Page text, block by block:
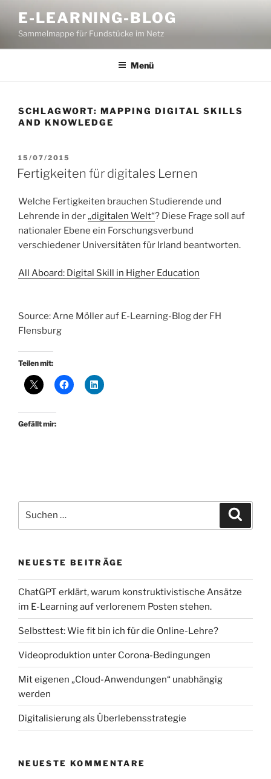
Inhalt
springen
E-LEARNING-BLOG
Sammelmappe für Fundstücke im Netz
Menü
SCHLAGWORT: MAPPING DIGITAL SKILLS
AND KNOWLEDGE
VERÖFFENTLICHT
AM
15/07/2015
Fertigkeiten für digitales Lernen
Welche Fertigkeiten brauchen Studierende und
Lehrende in der„digitalen Welt“? Diese Frage soll auf
nationaler Ebene ein Forschungsverbund
verschiedener Universitäten für Irland beantworten.
All Aboard: Digital Skill in Higher Education
Source: Arne Möller auf E-Learning-Blog der FH
Flensburg
Teilen mit:
Gefällt mir:
nach:
NEUESTE BEITRÄGE
ChatGPT erklärt, warum konstruktivistische Ansätze
im E-Learning auf verlorenem Posten stehen.
Selbsttest: Wie fit bin ich für die Online-Lehre?
Videoproduktion unter Corona-Bedingungen
Mit eigenen „Cloud-Anwendungen“ unabhängig
werden
Digitalisierung als Überlebensstrategie
NEUESTE KOMMENTARE